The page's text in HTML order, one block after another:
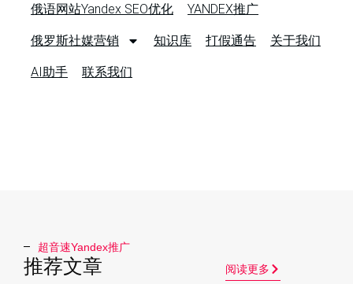
俄语网站Yandex SEO优化 YANDEX推广
俄罗斯社媒营销 知识库 打假通告 关于我们
AI助手 联系我们
超音速Yandex推广​
推荐文章 阅读更多